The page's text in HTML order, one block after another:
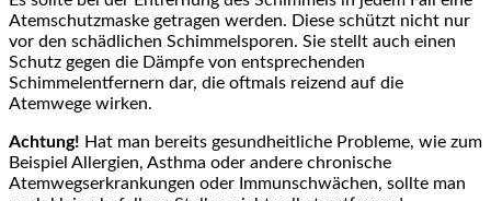
Atemschutzmaske getragen werden. Diese schützt nicht nur
vor den schädlichen Schimmelsporen. Sie stellt auch einen
Schutz gegen die Dämpfe von entsprechenden
Schimmelentfernern dar, die oftmals reizend auf die
Atemwege wirken.
Achtung! Hat man bereits gesundheitliche Probleme, wie zum
Beispiel Allergien, Asthma oder andere chronische
Atemwegserkrankungen oder Immunschwächen, sollte man